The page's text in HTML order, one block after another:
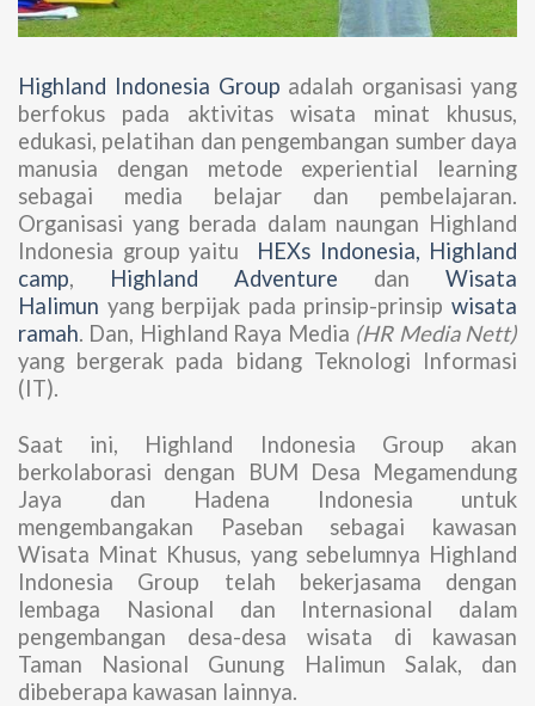
Highland Indonesia Group adalah organisasi yang
berfokus pada aktivitas wisata minat khusus,
edukasi, pelatihan dan pengembangan sumber daya
manusia dengan metode experiential learning
sebagai media belajar dan pembelajaran.
Organisasi yang berada dalam naungan Highland
Indonesia group yaitu HEXs Indonesia, Highland
camp, Highland Adventure dan Wisata
Halimun yang berpijak pada prinsip-prinsip wisata
ramah. Dan, Highland Raya Media (HR Media Nett)
yang bergerak pada bidang Teknologi Informasi
(IT).
Saat ini, Highland Indonesia Group akan
berkolaborasi dengan BUM Desa Megamendung
Jaya dan Hadena Indonesia untuk
mengembangakan Paseban sebagai kawasan
Wisata Minat Khusus, yang sebelumnya Highland
Indonesia Group telah bekerjasama dengan
lembaga Nasional dan Internasional dalam
pengembangan desa-desa wisata di kawasan
Taman Nasional Gunung Halimun Salak, dan
dibeberapa kawasan lainnya.